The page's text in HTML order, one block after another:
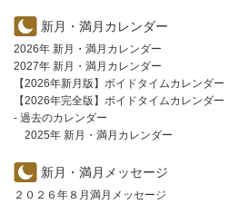
新月・満月カレンダー
2026年 新月・満月カレンダー
2027年 新月・満月カレンダー
【2026年新月版】ボイドタイムカレンダー
【2026年完全版】ボイドタイムカレンダー
- 過去のカレンダー
2025年 新月・満月カレンダー
新月・満月メッセージ
２０２６年８月満月メッセージ